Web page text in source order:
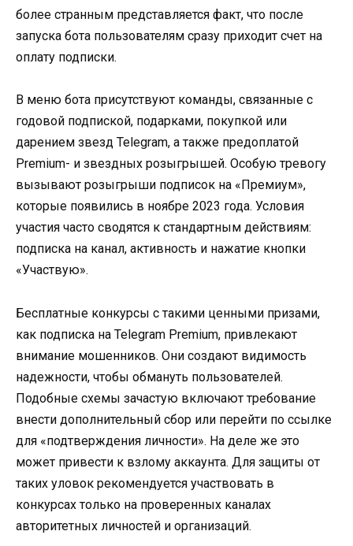
более странным представляется факт, что после
запуска бота пользователям сразу приходит счет на
оплату подписки.
В меню бота присутствуют команды, связанные с
годовой подпиской, подарками, покупкой или
дарением звезд Telegram, а также предоплатой
Premium- и звездных розыгрышей. Особую тревогу
вызывают розыгрыши подписок на «Премиум»,
которые появились в ноябре 2023 года. Условия
участия часто сводятся к стандартным действиям:
подписка на канал, активность и нажатие кнопки
«Участвую».
Бесплатные конкурсы с такими ценными призами,
как подписка на Telegram Premium, привлекают
внимание мошенников. Они создают видимость
надежности, чтобы обмануть пользователей.
Подобные схемы зачастую включают требование
внести дополнительный сбор или перейти по ссылке
для «подтверждения личности». На деле же это
может привести к взлому аккаунта. Для защиты от
таких уловок рекомендуется участвовать в
конкурсах только на проверенных каналах
авторитетных личностей и организаций.